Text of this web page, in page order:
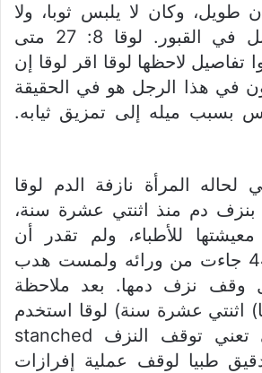
طويل، وكان لا يلبس ثوبا، ولا
يقيم في بيت، بل في القبور. لوقا 8: 27 متى
لاحظها لوقا اقر لوقا إن
في هذا الرجل هو في الحقيقة
بسبب ميله إلى تمزيق ثيابه.
المرأة نازفة الدم لوقا
وامرأة بنزف دم منذ اثنتي عشرة سنة،
للأطباء، ولم تقدر أن
تشفى من أحد 44 جاءت من ورائه ولمست هدب
وقف نزف دمها. بعد ملاحظة
اثنتي عشرة سنة) لوقا استخدم
كلمة este التي تعني توقف النزف stanched
طبيا لوقف عملية إفرازات